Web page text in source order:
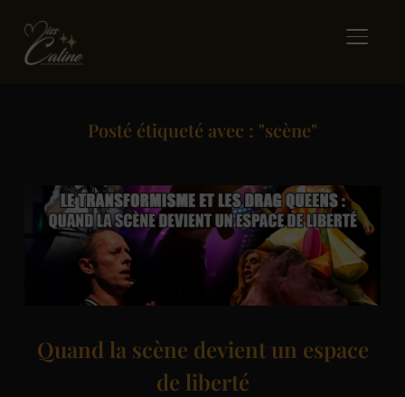
Posté étiqueté avec : "scène"
Quand la scène devient un espace
de liberté